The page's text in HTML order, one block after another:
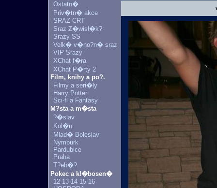
Ostatn�
Priv�tn� akce
SRAZ CRT
Sraz Z�wisl�k?
Srazy SS
Velk� v�no?n� sraz
VIP Srazy
XChat f�ra
XChat P�rty 2
Film, knihy a po?.
Filmy a seri�ly
Harry Potter
Sci-fi a Fantasy
M?sta a m�sta
?�slav
Kol�n
Mlad� Boleslav
Nymburk
Pardubice
Praha
T?eb�?
Pokec a kl�bosen�
12-13-14-15-16